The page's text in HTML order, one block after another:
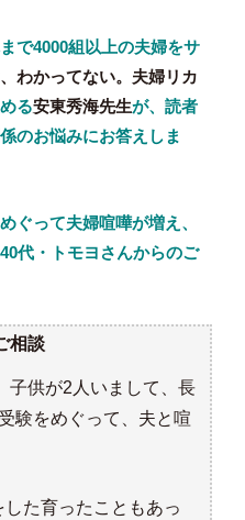
で4000組以上の夫婦をサ
、わかってない。夫婦リカ
る安東秀海先生が、読者
のお悩みにお答えしま
ぐって夫婦喧嘩が増え、
代・トモヨさんからのご
相談
子供が2人いまして、長
験をめぐって、夫と喧
た育ったこともあっ